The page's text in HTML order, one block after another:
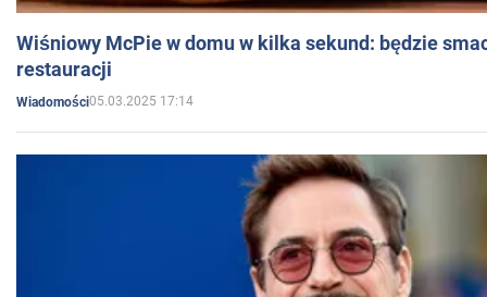
Wiśniowy McPie w domu w kilka sekund: będzie
restauracji
Wiadomości05.03.2025 17:14